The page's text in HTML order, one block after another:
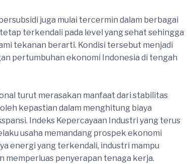
juga mulai tercermin dalam berbagai
terkendali pada level yang sehat sehingga
tekanan berarti. Kondisi tersebut menjadi
pertumbuhan ekonomi Indonesia di tengah
turut merasakan manfaat dari stabilitas
kepastian dalam menghitung biaya
Indeks Kepercayaan Industri yang terus
usaha memandang prospek ekonomi
energi yang terkendali, industri mampu
memperluas penyerapan tenaga kerja.